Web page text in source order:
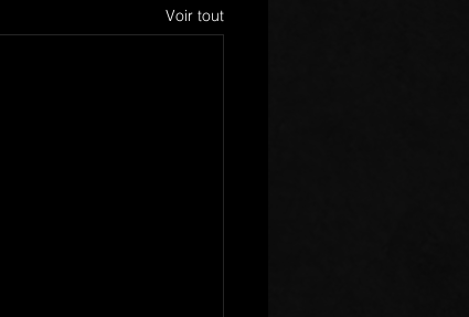
Voir tout